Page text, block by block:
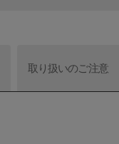
取り扱いのご注意